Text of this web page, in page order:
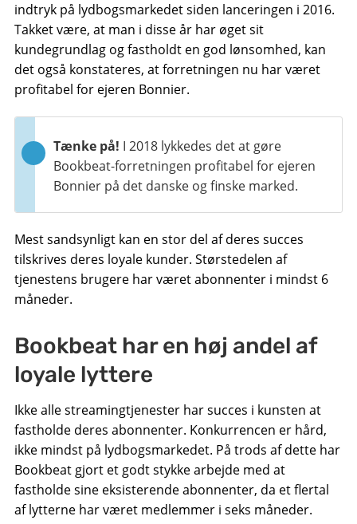
indtryk på lydbogsmarkedet siden lanceringen i 2016.
Takket være, at man i disse år har øget sit
kundegrundlag og fastholdt en god lønsomhed, kan
det også konstateres, at forretningen nu har været
profitabel for ejeren Bonnier.
Tænke på! I 2018 lykkedes det at gøre
Bookbeat-forretningen profitabel for ejeren
Bonnier på det danske og finske marked.
Mest sandsynligt kan en stor del af deres succes
tilskrives deres loyale kunder. Størstedelen af ​​
tjenestens brugere har været abonnenter i mindst 6
måneder.
Bookbeat har en høj andel af
loyale lyttere
Ikke alle streamingtjenester har succes i kunsten at
fastholde deres abonnenter. Konkurrencen er hård,
ikke mindst på lydbogsmarkedet. På trods af dette har
Bookbeat gjort et godt stykke arbejde med at
fastholde sine eksisterende abonnenter, da et flertal
af lytterne har været medlemmer i seks måneder.